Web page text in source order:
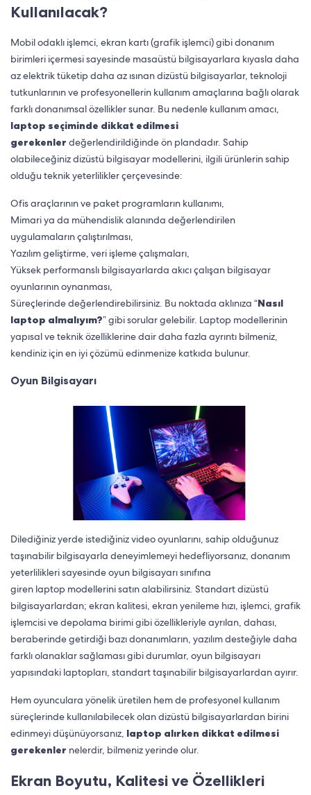
Kullanılacak?
Mobil odaklı işlemci, ekran kartı (grafik işlemci) gibi donanım
birimleri içermesi sayesinde masaüstü bilgisayarlara kıyasla daha
az elektrik tüketip daha az ısınan dizüstü bilgisayarlar, teknoloji
tutkunlarının ve profesyonellerin kullanım amaçlarına bağlı olarak
farklı donanımsal özellikler sunar. Bu nedenle kullanım amacı,
laptop seçiminde dikkat edilmesi
gerekenler değerlendirildiğinde ön plandadır. Sahip
olabileceğiniz dizüstü bilgisayar modellerini, ilgili ürünlerin sahip
olduğu teknik yeterlilikler çerçevesinde:
Ofis araçlarının ve paket programların kullanımı,
Mimari ya da mühendislik alanında değerlendirilen
uygulamaların çalıştırılması,
Yazılım geliştirme, veri işleme çalışmaları,
Yüksek performanslı bilgisayarlarda akıcı çalışan bilgisayar
oyunlarının oynanması,
Süreçlerinde değerlendirebilirsiniz. Bu noktada aklınıza “Nasıl
laptop almalıyım?” gibi sorular gelebilir. Laptop modellerinin
yapısal ve teknik özelliklerine dair daha fazla ayrıntı bilmeniz,
kendiniz için en iyi çözümü edinmenize katkıda bulunur.
Oyun Bilgisayarı
Dilediğiniz yerde istediğiniz video oyunlarını, sahip olduğunuz
taşınabilir bilgisayarla deneyimlemeyi hedefliyorsanız, donanım
yeterlilikleri sayesinde oyun bilgisayarı sınıfına
giren laptop modellerini satın alabilirsiniz. Standart dizüstü
bilgisayarlardan; ekran kalitesi, ekran yenileme hızı, işlemci, grafik
işlemcisi ve depolama birimi gibi özellikleriyle ayrılan, dahası,
beraberinde getirdiği bazı donanımların, yazılım desteğiyle daha
farklı olanaklar sağlaması gibi durumlar, oyun bilgisayarı
yapısındaki laptopları, standart taşınabilir bilgisayarlardan ayırır.
Hem oyunculara yönelik üretilen hem de profesyonel kullanım
süreçlerinde kullanılabilecek olan dizüstü bilgisayarlardan birini
edinmeyi düşünüyorsanız, laptop alırken dikkat edilmesi
gerekenler nelerdir, bilmeniz yerinde olur.
Ekran Boyutu, Kalitesi ve Özellikleri